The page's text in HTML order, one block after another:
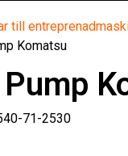
till
Komatsu
71-2530